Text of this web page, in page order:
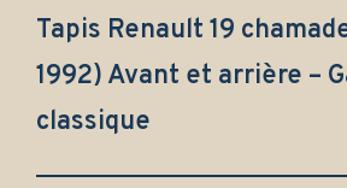
Tapis Renault 19
1992) Avant et arrière –
classique